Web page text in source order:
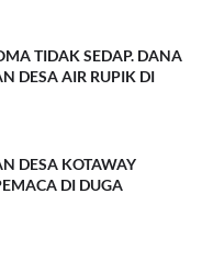
TIDAK SEDAP. DANA
DESA AIR RUPIK DI
DESA KOTAWAY
DI DUGA